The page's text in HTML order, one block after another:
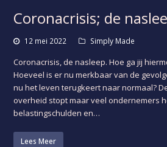
Coronacrisis; de
12 mei 2022 Simply Made
Coronacrisis, de nasleep. Hoe ga jij
Hoeveel is er nu merkbaar van de
nu het leven terugkeert naar normaal?
overheid stopt maar veel ondernemers
belastingschulden en…
Lees Meer